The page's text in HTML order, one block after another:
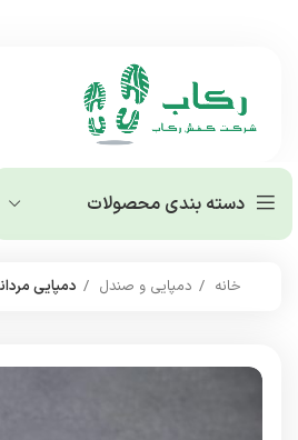
دسته بندی محصولات
خانه دمپایی و صندل دمپایی